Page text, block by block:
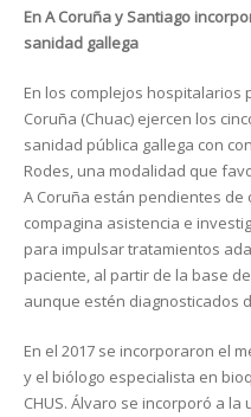
En A Coruña y Santiago
sanidad gallega
En los complejos hospitalarios
Coruña (Chuac) ejercen los
sanidad pública gallega con
Rodes, una modalidad que
A Coruña están pendientes
compagina asistencia e
para impulsar tratamientos
paciente, al partir de la base
aunque estén diagnosticados
En el 2017 se incorporaron el
y el biólogo especialista en
CHUS. Álvaro se incorporó a